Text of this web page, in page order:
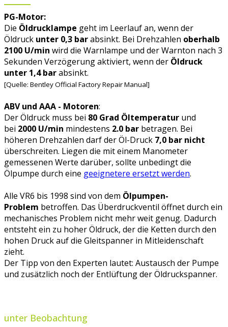
PG-Motor:
Die Öldrucklampe geht im Leerlauf an, wenn der
Öldruck unter 0,3 barabsinkt. Bei Drehzahlen oberhalb
2100 U/min wird die Warnlampe und der Warnton nach 3
Sekunden Verzögerung aktiviert, wenn der Öldruck
unter 1,4 barabsinkt.
[Quelle: Bentley Official Factory Repair Manual]
ABV und AAA - Motoren:
Der Öldruck muss bei 80 Grad Öltemperatur und
bei 2000 U/min mindestens 2.0 bar betragen. Bei
höheren Drehzahlen darf der Öl-Druck 7,0 bar nicht
überschreiten. Liegen die mit einem Manometer
gemessenen Werte darüber, sollte unbedingt die
Ölpumpe durch eine geeignetere ersetzt werden.
Alle VR6 bis 1998 sind von dem Ölpumpen-
Problem betroffen. Das Überdruckventil öffnet durch ein
mechanisches Problem nicht mehr weit genug. Dadurch
entsteht ein zu hoher Öldruck, der die Ketten durch den
hohen Druck auf die Gleitspanner in Mitleidenschaft
zieht.
Der Tipp von den Experten lautet: Austausch der Pumpe
und zusätzlich noch der Entlüftung der Öldruckspanner.
unter Beobachtung